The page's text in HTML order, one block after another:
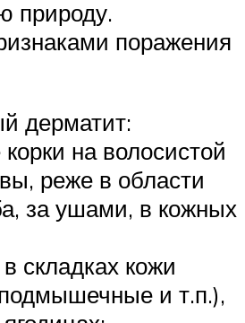
природу.
поражения
дерматит:
на волосистой
реже в области
за ушами, в кожных
складках кожи
и т.п.),